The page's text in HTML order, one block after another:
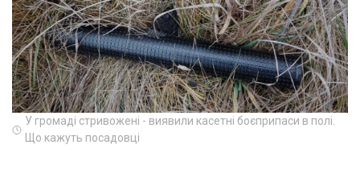
У громаді стривожені - виявили касетні боєприпаси в полі.
Що кажуть посадовці